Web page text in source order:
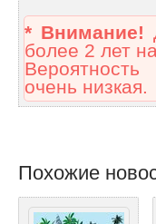
* Внимание!
более 2 лет
очень низкая.
Похожие